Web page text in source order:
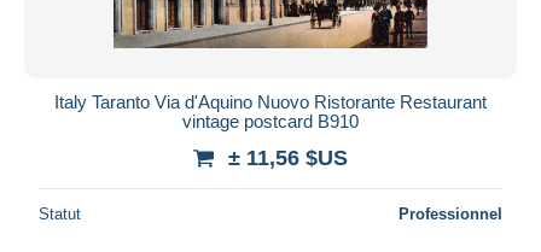
Italy Taranto Via d'Aquino Nuovo Ristorante Restaurant
vintage postcard B910
± 11,56 $US
Statut Professionnel